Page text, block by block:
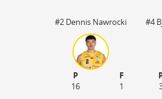
#2 Dennis Nawrocki
P
F
16
1
#4